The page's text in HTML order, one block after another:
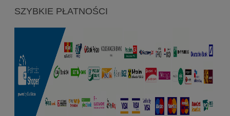
SZYBKIE PŁATNOŚCI